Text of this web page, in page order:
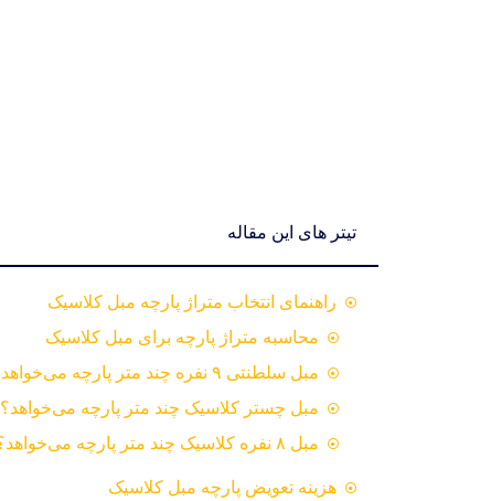
تیتر های این مقاله
راهنمای انتخاب متراژ پارچه مبل کلاسیک
محاسبه متراژ پارچه برای مبل کلاسیک
مبل سلطنتی ۹ نفره چند متر پارچه می‌خواهد؟
مبل چستر کلاسیک چند متر پارچه می‌خواهد؟
مبل ۸ نفره کلاسیک چند متر پارچه می‌خواهد؟
هزینه تعویض پارچه مبل کلاسیک